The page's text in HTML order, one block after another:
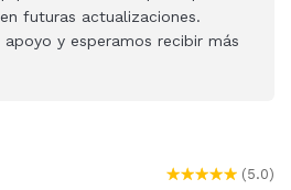
futuras actualizaciones.
apoyo y esperamos recibir más
(5.0)